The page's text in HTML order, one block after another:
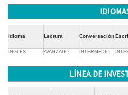
Idioma Lectura Conversación
INGLES AVANZADO INTERMEDIO
LÍNEA DE